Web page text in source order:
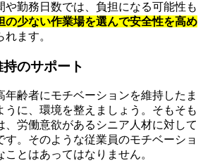
や勤務日数では、負担になる可能性も
の少ない作業場を選んで安全性を高め
れます。
のサポート
年齢者にモチベーションを維持したま
うに、環境を整えましょう。そもそも
、労働意欲があるシニア人材に対して
す。そのような従業員のモチベーショ
とはあってはなりません。